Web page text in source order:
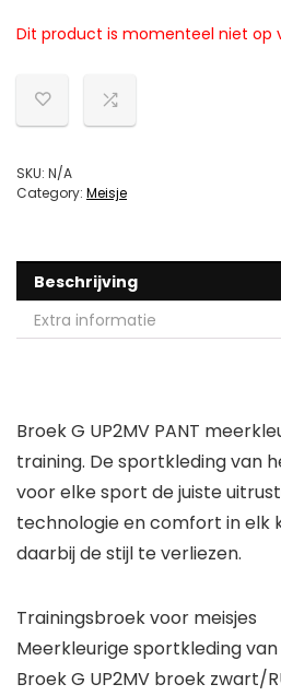
Dit product is momenteel niet op
SKU: N/A
Category: Meisje
Beschrijving
Extra informatie
Broek G UP2MV PANT
training. De sportkleding van
voor elke sport de juiste
technologie en comfort in elk
daarbij de stijl te verliezen.
Trainingsbroek voor meisjes
Meerkleurige sportkleding
Broek G UP2MV broek zwart/